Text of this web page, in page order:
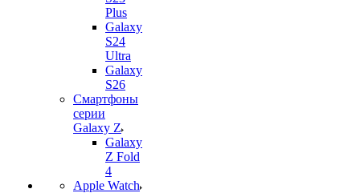
Plus
Galaxy
S24
Ultra
Galaxy
S26
Смартфоны
серии
Galaxy Z
Galaxy
Z Fold
4
Apple Watch